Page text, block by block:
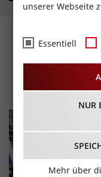
unserer Webseite
Essentiell
NUR
Mehr über